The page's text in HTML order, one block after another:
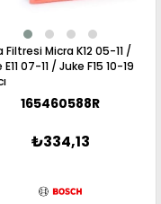
Filtresi Micra K12 05-11 /
07-11 / Juke F15 10-19
165460588R
₺334,13